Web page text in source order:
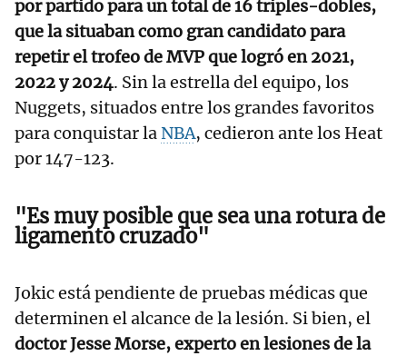
por partido para un total de 16 triples-dobles,
que la situaban como gran candidato para
repetir el trofeo de MVP que logró en 2021,
2022 y 2024. Sin la estrella del equipo, los
Nuggets, situados entre los grandes favoritos
para conquistar la NBA, cedieron ante los Heat
por 147-123.
"Es muy posible que sea una rotura de
ligamento cruzado"
Jokic está pendiente de pruebas médicas que
determinen el alcance de la lesión. Si bien, el
doctor Jesse Morse, experto en lesiones de la